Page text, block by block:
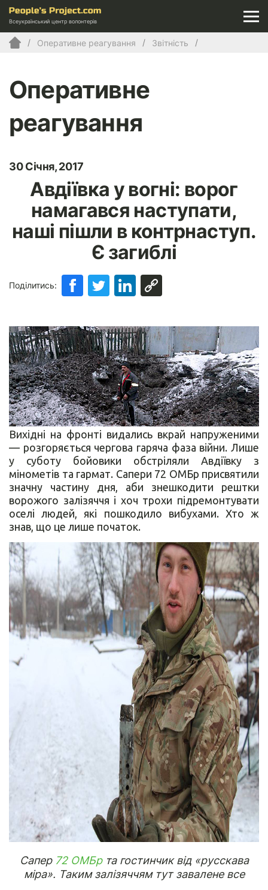
Всеукраїнський центр волонтерів
Оперативне реагування Звітність
Оперативне
реагування
30 Січня, 2017
Авдіївка у вогні: ворог
намагався наступати,
наші пішли в контрнаступ.
Є загиблі
Поділитись:
Вихідні на фронті видались вкрай напруженими
— розгоряється чергова гаряча фаза війни. Лише
у суботу бойовики обстріляли Авдіївку з
мінометів та гармат. Сапери 72 ОМБр присвятили
значну частину дня, аби знешкодити рештки
ворожого залізяччя і хоч трохи підремонтувати
оселі людей, які пошкодило вибухами. Хто ж
знав, що це лише початок.
Сапер 72 ОМБрта гостинчик від «русскава
міра». Таким залізяччям тут завалене все